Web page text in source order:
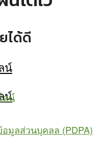
น์
น์
มูลส่วนบุคลล (PDPA)
ได้ดี
ลน์